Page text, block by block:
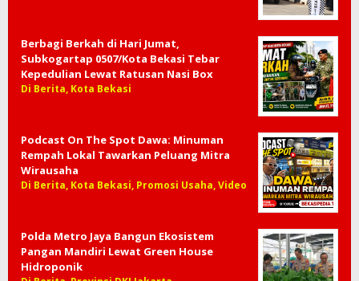
Berbagi Berkah di Hari Jumat,
Subkogartap 0507/Kota Bekasi Tebar
Kepedulian Lewat Ratusan Nasi Box
Di Berita, Kota Bekasi
Podcast On The Spot Dawa: Minuman
Rempah Lokal Tawarkan Peluang Mitra
Wirausaha
Di Berita, Kota Bekasi, Promosi Usaha, Video
Polda Metro Jaya Bangun Ekosistem
Pangan Mandiri Lewat Green House
Hidroponik